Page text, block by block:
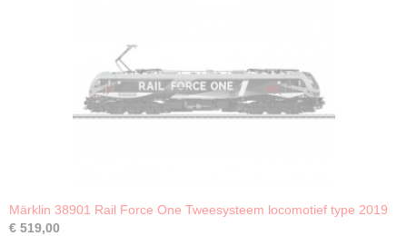
Märklin 38901 Rail Force One Tweesysteem locomotief type 2019
€ 519,00